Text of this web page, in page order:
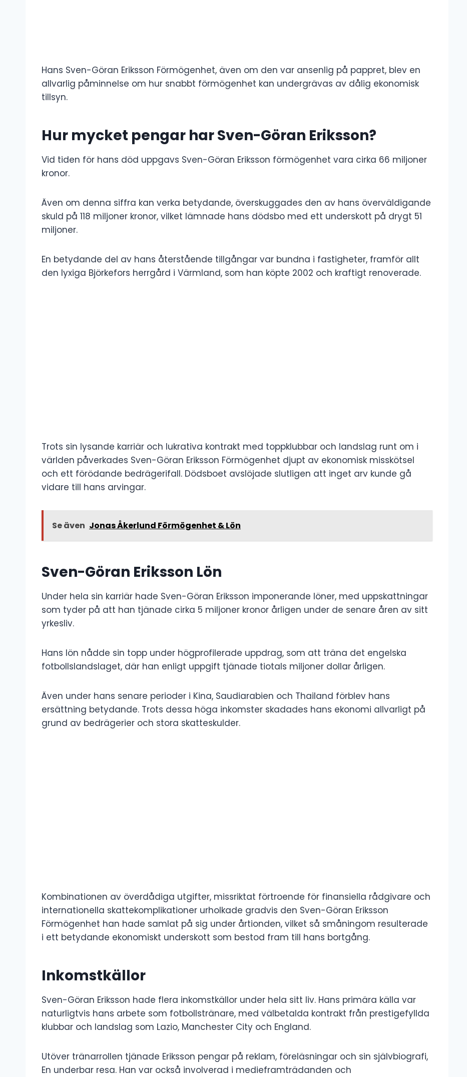
Hans Sven-Göran Eriksson Förmögenhet, även om den var ansenlig på pappret, blev en
allvarlig påminnelse om hur snabbt förmögenhet kan undergrävas av dålig ekonomisk
tillsyn.
Hur mycket pengar har Sven-Göran Eriksson?
Vid tiden för hans död uppgavs Sven-Göran Eriksson förmögenhet vara cirka 66 miljoner
kronor.
Även om denna siffra kan verka betydande, överskuggades den av hans överväldigande
skuld på 118 miljoner kronor, vilket lämnade hans dödsbo med ett underskott på drygt 51
miljoner.
En betydande del av hans återstående tillgångar var bundna i fastigheter, framför allt
den lyxiga Björkefors herrgård i Värmland, som han köpte 2002 och kraftigt renoverade.
Trots sin lysande karriär och lukrativa kontrakt med toppklubbar och landslag runt om i
världen påverkades Sven-Göran Eriksson Förmögenhet djupt av ekonomisk misskötsel
och ett förödande bedrägerifall. Dödsboet avslöjade slutligen att inget arv kunde gå
vidare till hans arvingar.
Se även Jonas Åkerlund Förmögenhet & Lön
Sven-Göran Eriksson Lön
Under hela sin karriär hade Sven-Göran Eriksson imponerande löner, med uppskattningar
som tyder på att han tjänade cirka 5 miljoner kronor årligen under de senare åren av sitt
yrkesliv.
Hans lön nådde sin topp under högprofilerade uppdrag, som att träna det engelska
fotbollslandslaget, där han enligt uppgift tjänade tiotals miljoner dollar årligen.
Även under hans senare perioder i Kina, Saudiarabien och Thailand förblev hans
ersättning betydande. Trots dessa höga inkomster skadades hans ekonomi allvarligt på
grund av bedrägerier och stora skatteskulder.
Kombinationen av överdådiga utgifter, missriktat förtroende för finansiella rådgivare och
internationella skattekomplikationer urholkade gradvis den Sven-Göran Eriksson
Förmögenhet han hade samlat på sig under årtionden, vilket så småningom resulterade
i ett betydande ekonomiskt underskott som bestod fram till hans bortgång.
Inkomstkällor
Sven-Göran Eriksson hade flera inkomstkällor under hela sitt liv. Hans primära källa var
naturligtvis hans arbete som fotbollstränare, med välbetalda kontrakt från prestigefyllda
klubbar och landslag som Lazio, Manchester City och England.
Utöver tränarrollen tjänade Eriksson pengar på reklam, föreläsningar och sin självbiografi,
En underbar resa. Han var också involverad i medieframträdanden och